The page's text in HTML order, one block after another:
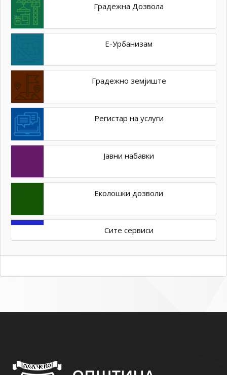
Градежна Дозвола
Е-Урбанизам
Градежно земјиште
Регистар на услуги
Јавни набавки
Еколошки дозволи
Сите сервиси